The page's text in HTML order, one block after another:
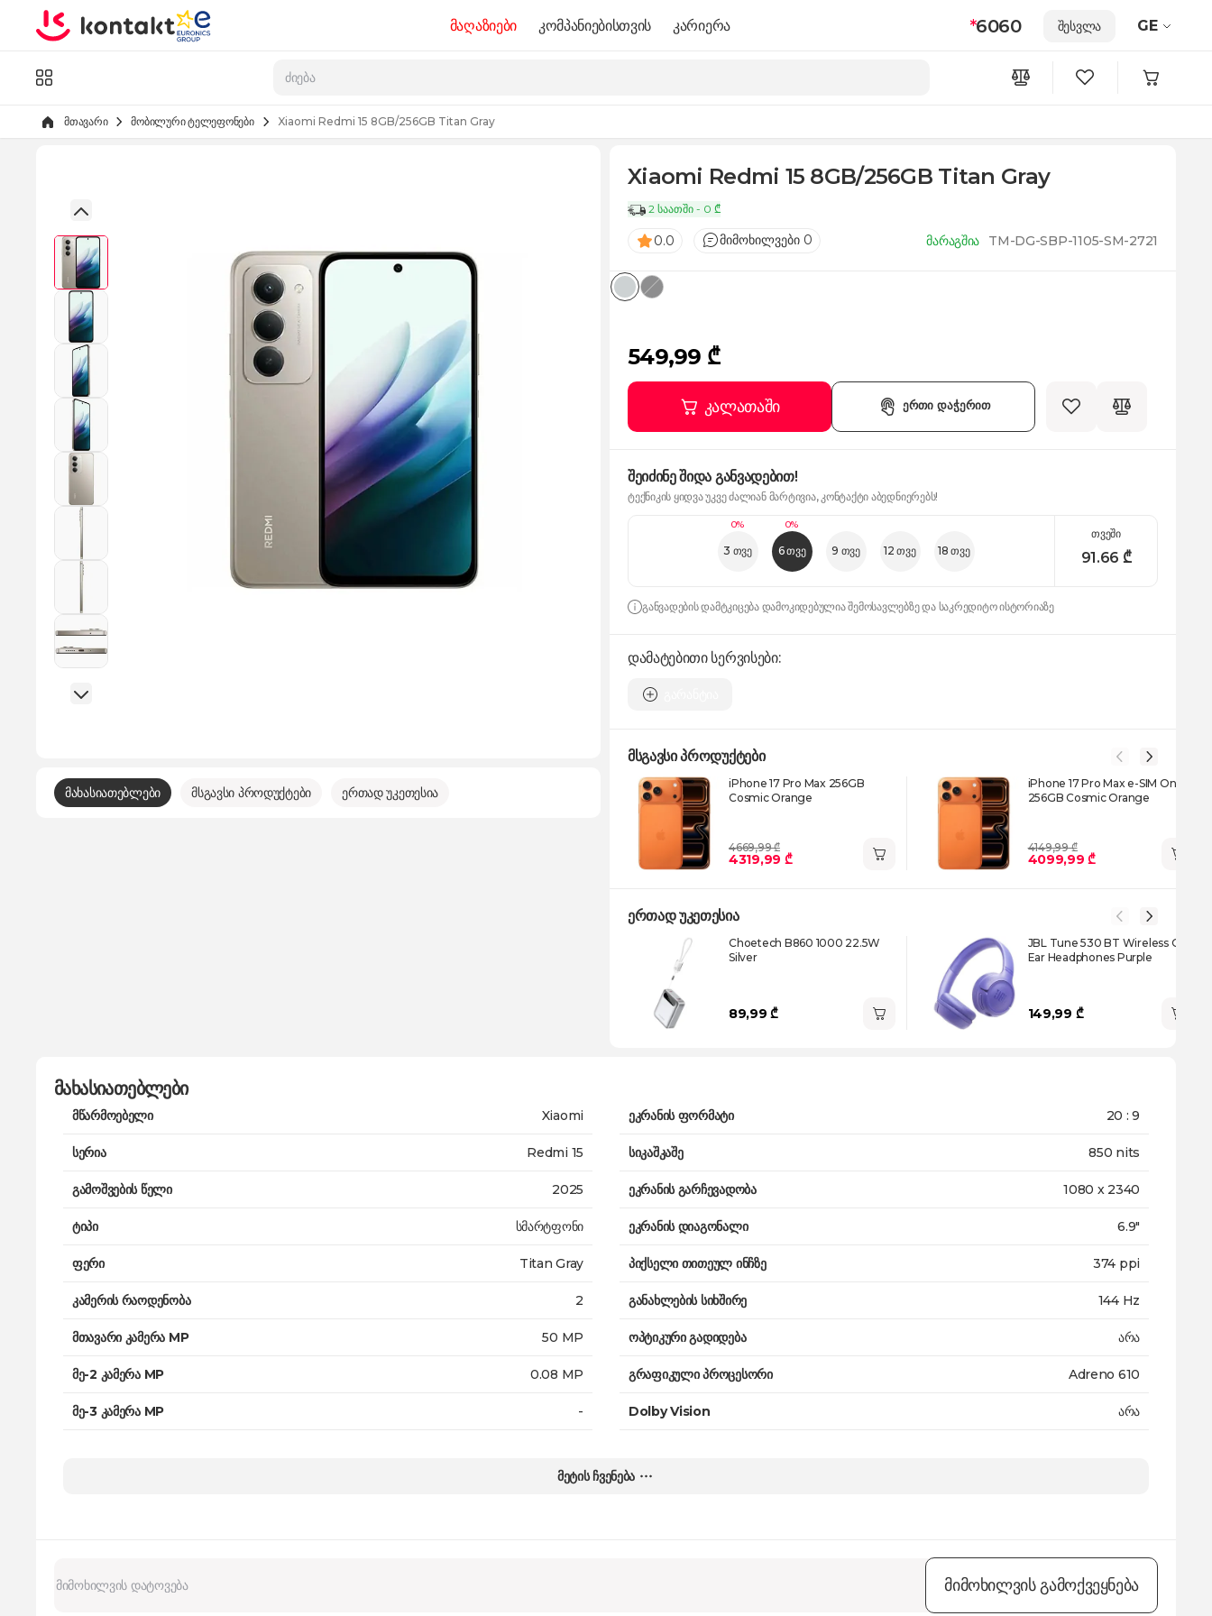
Skip to Content
მაღაზიები
კომპანიებისთვის კარიერა *6060 შესვლა GE
მთავარი მობილური ტელეფონები Xiaomi Redmi 15 8GB/256GB Titan Gray
მახასიათებლები მსგავსი პროდუქტები ერთად უკეთესია
Xiaomi Redmi 15 8GB/256GB Titan Gray
2 საათში - 0 ₾
0.0 მიმოხილვები 0 მარაგშია TM-DG-SBP-1105-SM-2721
549,99 ₾
კალათაში ერთი დაჭერით
შეიძინე შიდა განვადებით!
ტექნიკის ყიდვა უკვე ძალიან მარტივია, კონტაქტი აბედნიერებს!
0%
3 თვე
0%
6 თვე 9 თვე 12 თვე 18 თვე
თვეში
91.66 ₾
განვადების დამტკიცება დამოკიდებულია შემოსავლებზე და საკრედიტო ისტორიაზე
დამატებითი სერვისები:
მსგავსი პროდუქტები
iPhone 17 Pro Max 256GB
Cosmic Orange
4669,99 ₾
4319,99 ₾
iPhone 17 Pro Max e-SIM Only
256GB Cosmic Orange
4149,99 ₾
4099,99 ₾
ერთად უკეთესია
Choetech B860 1000 22.5W
Silver
89,99 ₾
JBL Tune 530 BT Wireless On-
Ear Headphones Purple
149,99 ₾
მახასიათებლები
მწარმოებელი Xiaomi
სერია Redmi 15
გამოშვების წელი 2025
ტიპი სმარტფონი
ფერი Titan Gray
კამერის რაოდენობა 2
მთავარი კამერა MP 50 MP
მე-2 კამერა MP 0.08 MP
მე-3 კამერა MP -
არა
HDR მხარდაჭერა
ეკრანის ფორმატი 20 : 9
სიკაშკაშე 850 nits
ეკრანის გარჩევადობა 1080 x 2340
ეკრანის დიაგონალი 6.9"
პიქსელი თითეულ ინჩზე 374 ppi
განახლების სიხშირე 144 Hz
ოპტიკური გადიდება არა
გრაფიკული პროცესორი Adreno 610
Dolby Vision არა
ელემენტის ტიპი
დიახ
USB Type-C 2.0
მეტის ჩვენება
მიმოხილვის გამოქვეყნება